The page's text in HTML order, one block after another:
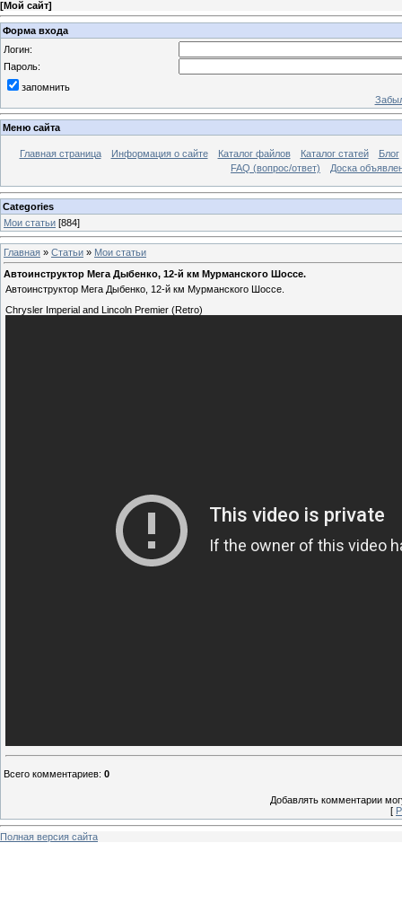
[Мой сайт]
Форма входа
Логин:
Пароль:
запомнить
Меню сайта
Главная страница Информация о сайте Каталог файлов Каталог статей
Блог
FAQ (вопрос/ответ)
Доска
Categories
Мои статьи [884]
Главная » Статьи » Мои статьи
Автоинструктор Мега Дыбенко, 12-й км Мурманского Шоссе.
Автоинструктор Мега Дыбенко, 12-й км Мурманского Шоссе.
Chrysler Imperial and Lincoln Premier (Retro)
Всего комментариев: 0
Добавлять комментарии
[
Полная версия сайта